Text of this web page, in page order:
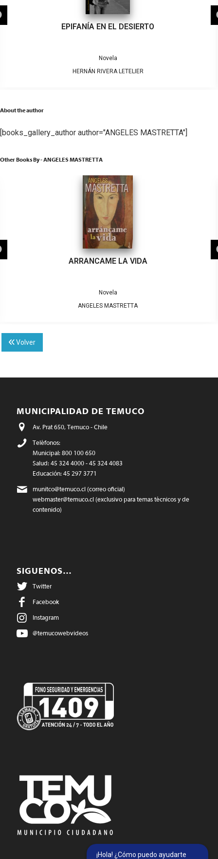
EPIFANÍA EN EL DESIERTO
Novela
HERNÁN RIVERA LETELIER
About the author
[books_gallery_author author="ANGELES MASTRETTA"]
Other Books By - ANGELES MASTRETTA
ARRANCAME LA VIDA
Novela
ANGELES MASTRETTA
Volver
MUNICIPALIDAD DE TEMUCO
Av. Prat 650, Temuco - Chile
Teléfonos:
Municipal: 800 100 650
Salud: 45 324 4000 - 45 324 4083
Educación: 45 297 3771
munitco@temuco.cl(correo oficial)
webmaster@temuco.cl(exclusivo para temas técnicos y de
contenido)
SIGUENOS…
Twitter
Facebook
Instagram
@temucowebvideos
¡Hola! ¿Cómo puedo ayudarte